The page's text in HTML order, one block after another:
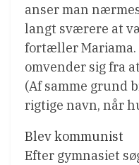
anser man
langt sværere at
fortæller Mariama.
omvender sig fra
(Af samme grund
rigtige navn, når
Blev kommunist
Efter gymnasiet